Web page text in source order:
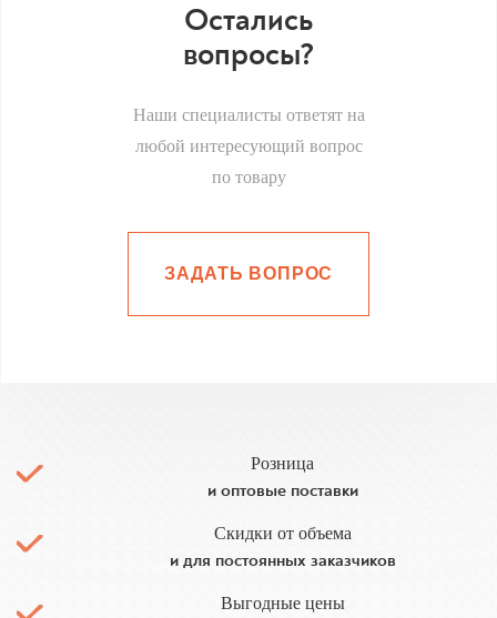
Остались
вопросы?
Наши специалисты ответят на
любой интересующий вопрос
по товару
ЗАДАТЬ ВОПРОС
Розница
и оптовые поставки
Скидки от объема
и для постоянных заказчиков
Выгодные цены